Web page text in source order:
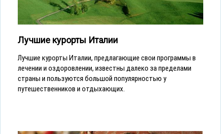
Лучшие курорты Италии
Лучшие курорты Италии, предлагающие свои программы в
лечении и оздоровлении, известны далеко за пределами
страны и пользуются большой популярностью у
путешественников и отдыхающих.